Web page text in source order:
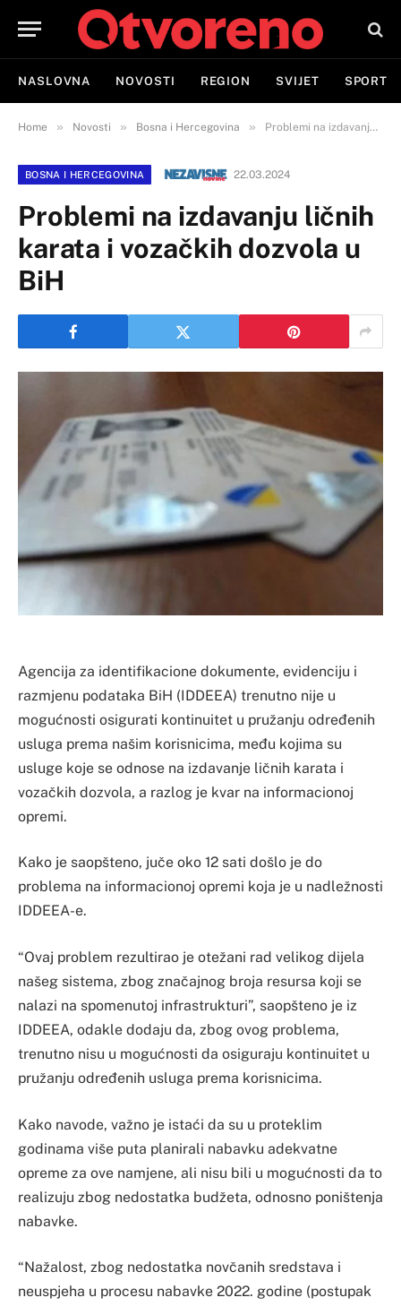
NASLOVNA NOVOSTI REGION SVIJET SPORT
Home » Novosti » Bosna i Hercegovina » Problemi na izdavanju ličnih karata i vozačkih dozvola u BiH
BOSNA I HERCEGOVINA 22.03.2024
Problemi na izdavanju ličnih
karata i vozačkih dozvola u
BiH
Agencija za identifikacione dokumente, evidenciju i
razmjenu podataka BiH (IDDEEA) trenutno nije u
mogućnosti osigurati kontinuitet u pružanju određenih
usluga prema našim korisnicima, među kojima su
usluge koje se odnose na izdavanje ličnih karata i
vozačkih dozvola, a razlog je kvar na informacionoj
opremi.
Kako je saopšteno, juče oko 12 sati došlo je do
problema na informacionoj opremi koja je u nadležnosti
IDDEEA-e.
“Ovaj problem rezultirao je otežani rad velikog dijela
našeg sistema, zbog značajnog broja resursa koji se
nalazi na spomenutoj infrastrukturi”, saopšteno je iz
IDDEEA, odakle dodaju da, zbog ovog problema,
trenutno nisu u mogućnosti da osiguraju kontinuitet u
pružanju određenih usluga prema korisnicima.
Kako navode, važno je istaći da su u proteklim
godinama više puta planirali nabavku adekvatne
opreme za ove namjene, ali nisu bili u mogućnosti da to
realizuju zbog nedostatka budžeta, odnosno poništenja
nabavke.
“Nažalost, zbog nedostatka novčanih sredstava i
neuspjeha u procesu nabavke 2022. godine (postupak